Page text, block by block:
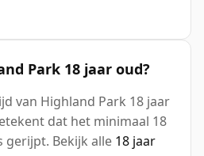
Park 18 jaar oud?
van Highland Park 18 jaar
dat het minimaal 18
gerijpt. Bekijk alle 18 jaar